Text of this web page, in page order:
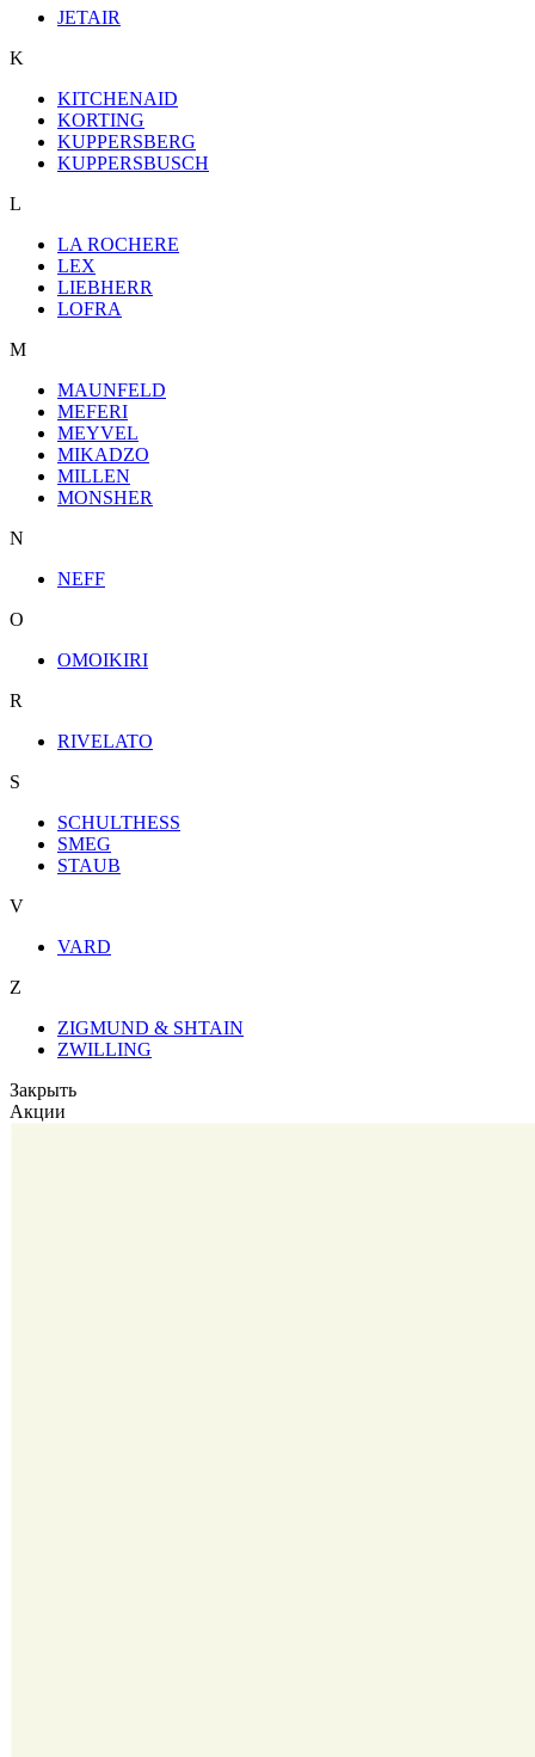
JETAIR
K
KITCHENAID
KORTING
KUPPERSBERG
KUPPERSBUSCH
L
LA ROCHERE
LEX
LIEBHERR
LOFRA
M
MAUNFELD
MEFERI
MEYVEL
MIKADZO
MILLEN
MONSHER
N
NEFF
O
OMOIKIRI
R
RIVELATO
S
SCHULTHESS
SMEG
STAUB
V
VARD
Z
ZIGMUND & SHTAIN
ZWILLING
Закрыть
Акции